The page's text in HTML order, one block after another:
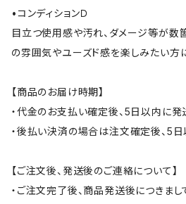
•コンディションＤ
目立つ使用感や汚れ、ダメージ等が数
の雰囲気やユーズド感を楽しみたい方
【商品のお届け時期】
・代金のお支払い確定後、5日以内に発
・後払い決済の場合は注文確定後、5日
【ご注文後、発送後のご連絡について】
・ご注文完了後、商品発送後につきま